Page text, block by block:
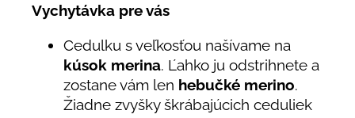
Vychytávka pre vás
Cedulku s veľkosťou našívame na
kúsok merina. Ľahko ju odstrihnete a
zostane vám len hebučké merino.
Žiadne zvyšky škrábajúcich ceduliek